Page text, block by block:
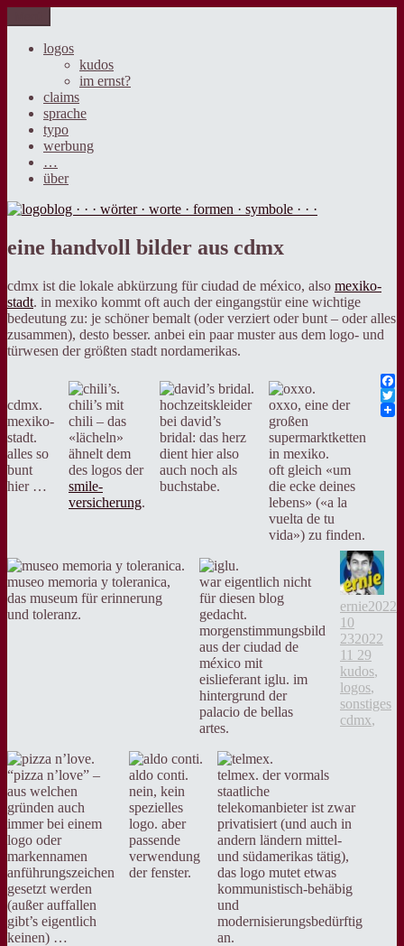
Inhalt
springen
logoblog · · · wörter · worte · formen · symbole · · ·
der blog über sprache, design und werbung.
logos
kudos
im ernst?
claims
sprache
typo
werbung
…
über
eine handvoll bilder aus cdmx
cdmx ist die lokale abkürzung für ciudad de méxico, also mexiko-
stadt. in mexiko kommt oft auch der eingangstür eine wichtige
bedeutung zu: je schöner bemalt (oder verziert oder bunt – oder alles
zusammen), desto besser. anbei ein paar muster aus dem logo- und
türwesen der größten stadt nordamerikas.
cdmx.
mexiko-
stadt.
alles so
bunt
hier …
chili’s mit
chili – das
«lächeln»
ähnelt dem
des logos der
smile-
versicherung.
hochzeitskleider
bei david’s
bridal: das herz
dient hier also
auch noch als
buchstabe.
oxxo, eine der
großen
supermarktketten
in mexiko.
oft gleich «um
die ecke deines
lebens» («a la
vuelta de tu
vida») zu finden.
museo memoria y toleranica,
das museum für erinnerung
und toleranz.
war eigentlich nicht
für diesen blog
gedacht.
morgenstimmungsbild
aus der ciudad de
méxico mit
eislieferant iglu. im
hintergrund der
palacio de bellas
artes.
“pizza n’love” –
aus welchen
gründen auch
immer bei einem
logo oder
markennamen
anführungszeichen
gesetzt werden
(außer auffallen
gibt’s eigentlich
keinen) …
aldo conti.
nein, kein
spezielles
logo. aber
passende
verwendung
der fenster.
telmex. der vormals
staatliche
telekomanbieter ist zwar
privatisiert (und auch in
andern ländern mittel-
und südamerikas tätig),
das logo mutet etwas
kommunistisch-behäbig
und
modernisierungsbedürftig
an.
ernie2022
10
232022
11 29
kudos,
logos,
sonstiges
cdmx,